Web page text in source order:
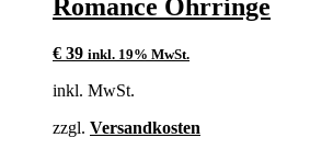
Varianten
Romance Ohrringe
€ 39 inkl. 19% MwSt.
inkl. MwSt.
zzgl. Versandkosten